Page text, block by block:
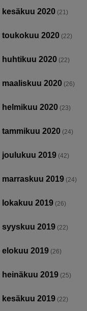
kesäkuu 2020 (21)
toukokuu 2020 (22)
huhtikuu 2020 (22)
maaliskuu 2020 (26)
helmikuu 2020 (23)
tammikuu 2020 (24)
joulukuu 2019 (42)
marraskuu 2019 (24)
lokakuu 2019 (26)
syyskuu 2019 (22)
elokuu 2019 (26)
heinäkuu 2019 (25)
kesäkuu 2019 (22)